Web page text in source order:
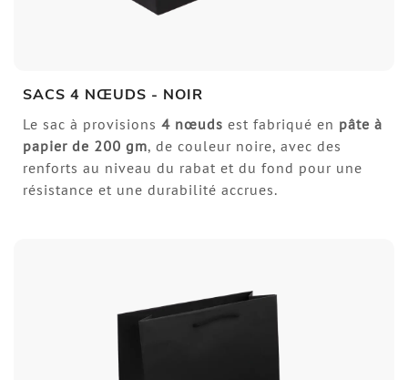
SACS 4 NŒUDS - NOIR
Le sac à provisions 4 nœuds est fabriqué en pâte à
papier de 200 gm, de couleur noire, avec des
renforts au niveau du rabat et du fond pour une
résistance et une durabilité accrues.